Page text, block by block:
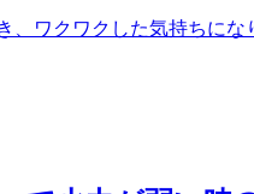
ワクワクした気持ちに